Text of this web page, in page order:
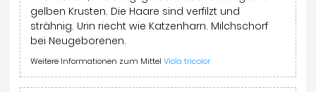
gelben Krusten. Die Haare sind verfilzt und
strähnig. Urin riecht wie Katzenharn. Milchschorf
bei Neugeborenen.
Weitere Informationen zum Mittel Viola tricolor